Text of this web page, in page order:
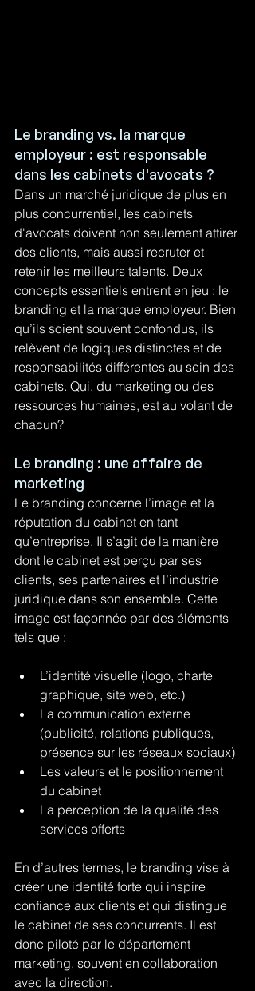
Le branding vs. la marque
employeur : est responsable
dans les cabinets d'avocats ?
Dans un marché juridique de plus en
plus concurrentiel, les cabinets
d'avocats doivent non seulement attirer
des clients, mais aussi recruter et
retenir les meilleurs talents. Deux
concepts essentiels entrent en jeu : le
branding et la marque employeur. Bien
qu’ils soient souvent confondus, ils
relèvent de logiques distinctes et de
responsabilités différentes au sein des
cabinets. Qui, du marketing ou des
ressources humaines, est au volant de
chacun?
Le branding : une affaire de
marketing
Le branding concerne l’image et la
réputation du cabinet en tant
qu’entreprise. Il s’agit de la manière
dont le cabinet est perçu par ses
clients, ses partenaires et l’industrie
juridique dans son ensemble. Cette
image est façonnée par des éléments
tels que :
L’identité visuelle (logo, charte
graphique, site web, etc.)
La communication externe
(publicité, relations publiques,
présence sur les réseaux sociaux)
Les valeurs et le positionnement
du cabinet
La perception de la qualité des
services offerts
En d’autres termes, le branding vise à
créer une identité forte qui inspire
confiance aux clients et qui distingue
le cabinet de ses concurrents. Il est
donc piloté par le département
marketing, souvent en collaboration
avec la direction.